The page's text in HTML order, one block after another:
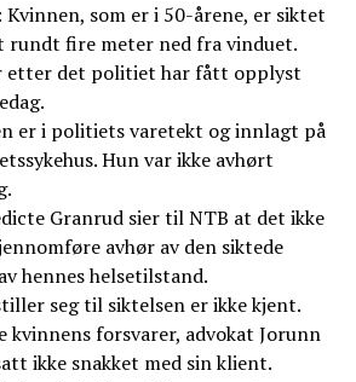
Kvinnen, som er i 50-årene, er siktet
fire meter ned fra vinduet.
etter det politiet har fått opplyst
er i politiets varetekt og innlagt på
Hun var ikke avhørt
Granrud sier til NTB at det ikke
avhør av den siktede
hennes helsetilstand.
seg til siktelsen er ikke kjent.
kvinnens forsvarer, advokat Jorunn
ikke snakket med sin klient.